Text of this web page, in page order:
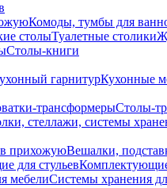
Комоды, тумбы для
столыТуалетные столики
Столы-книги
гарнитурКухонные
трансформерыСтолы-
стеллажи, системы
прихожуюВешалки,
для стульев
мебелиСистемы хранения